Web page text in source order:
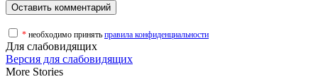
* необходимо принять правила конфиденциальности
Для слабовидящих
Версия для слабовидящих
More Stories